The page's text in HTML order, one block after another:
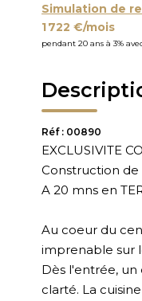
Simulation de
1 722 €/mois
pendant 20 ans à 3%
Réf : 00890
EXCLUSIVITE
Construction de
A 20 mns en
Au coeur du
imprenable sur
Dès l'entrée, un
clarté. La